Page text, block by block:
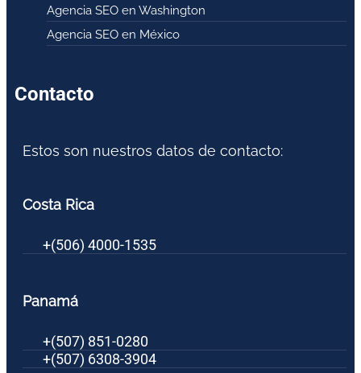
Agencia SEO en Washington
Agencia SEO en México
Contacto
Estos son nuestros datos de contacto:
Costa Rica
+(506) 4000-1535
Panamá
+(507) 851-0280
+(507) 6308-3904